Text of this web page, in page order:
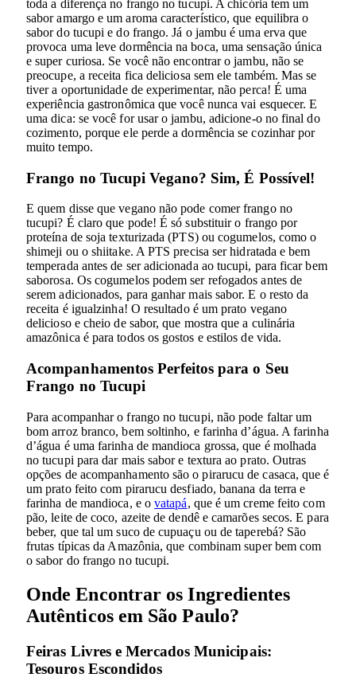
toda a diferença no frango no tucupi. A chicória tem um
sabor amargo e um aroma característico, que equilibra o
sabor do tucupi e do frango. Já o jambu é uma erva que
provoca uma leve dormência na boca, uma sensação única
e super curiosa. Se você não encontrar o jambu, não se
preocupe, a receita fica deliciosa sem ele também. Mas se
tiver a oportunidade de experimentar, não perca! É uma
experiência gastronômica que você nunca vai esquecer. E
uma dica: se você for usar o jambu, adicione-o no final do
cozimento, porque ele perde a dormência se cozinhar por
muito tempo.
Frango no Tucupi Vegano? Sim, É Possível!
E quem disse que vegano não pode comer frango no
tucupi? É claro que pode! É só substituir o frango por
proteína de soja texturizada (PTS) ou cogumelos, como o
shimeji ou o shiitake. A PTS precisa ser hidratada e bem
temperada antes de ser adicionada ao tucupi, para ficar bem
saborosa. Os cogumelos podem ser refogados antes de
serem adicionados, para ganhar mais sabor. E o resto da
receita é igualzinha! O resultado é um prato vegano
delicioso e cheio de sabor, que mostra que a culinária
amazônica é para todos os gostos e estilos de vida.
Acompanhamentos Perfeitos para o Seu
Frango no Tucupi
Para acompanhar o frango no tucupi, não pode faltar um
bom arroz branco, bem soltinho, e farinha d’água. A farinha
d’água é uma farinha de mandioca grossa, que é molhada
no tucupi para dar mais sabor e textura ao prato. Outras
opções de acompanhamento são o pirarucu de casaca, que é
um prato feito com pirarucu desfiado, banana da terra e
farinha de mandioca, e ovatapá, que é um creme feito com
pão, leite de coco, azeite de dendê e camarões secos. E para
beber, que tal um suco de cupuaçu ou de taperebá? São
frutas típicas da Amazônia, que combinam super bem com
o sabor do frango no tucupi.
Onde Encontrar os Ingredientes
Autênticos em São Paulo?
Feiras Livres e Mercados Municipais:
Tesouros Escondidos